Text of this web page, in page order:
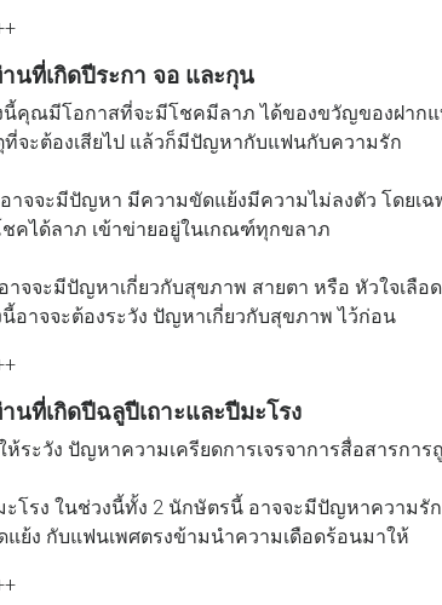
นที่เกิดปีระกา จอ และกุน
นี้คุณมีโอกาสที่จะมีโชคมีลาภ ได้ของขวัญของฝาก
จะต้องเสียไป แล้วก็มีปัญหากับแฟนกับความรัก
าจจะมีปัญหา มีความขัดแย้งมีความไม่ลงตัว โดยเฉ
ชคได้ลาภ เข้าข่ายอยู่ในเกณฑ์ทุกขลาภ
จจะมีปัญหาเกี่ยวกับสุขภาพ สายตา หรือ หัวใจเลือ
นี้อาจจะต้องระวัง ปัญหาเกี่ยวกับสุขภาพ ไว้ก่อน
นที่เกิดปีฉลูปีเถาะและปีมะโรง
ระวัง ปัญหาความเครียดการเจรจาการสื่อสารกา
ะโรง ในช่วงนี้ทั้ง 2 นักษัตรนี้ อาจจะมีปัญหาความรั
ย้ง กับแฟนเพศตรงข้ามนำความเดือดร้อนมาให้